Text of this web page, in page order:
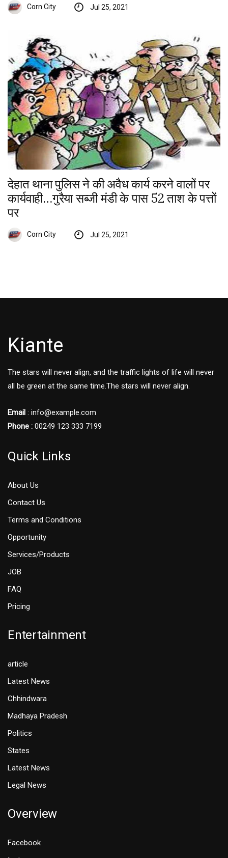
Corn City Jul 25, 2021
देहात थाना पुलिस ने की अवैध कार्य करने वालों पर
कार्यवाही…गुरैया सब्जी मंडी के पास 52 ताश के पत्तों
पर
Corn City Jul 25, 2021
Kiante
The stars will never align, and the traffic lights of life will never
all be green at the same time.The stars will never align.
Email : info@example.com
Phone : 00249 123 333 7199
Quick Links
About Us
Contact Us
Terms and Conditions
Opportunity
Services/Products
JOB
FAQ
Pricing
Entertainment
article
Latest News
Chhindwara
Madhaya Pradesh
Politics
States
Latest News
Legal News
Overview
Facebook